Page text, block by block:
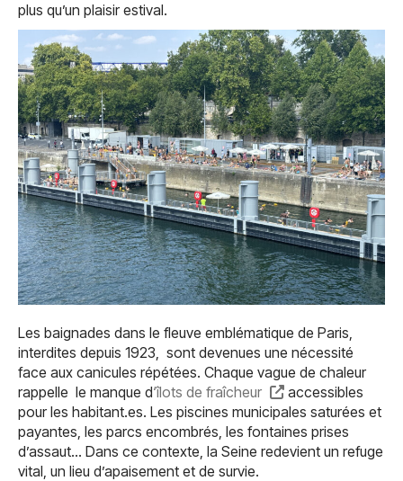
plus qu’un plaisir estival.
Les baignades dans le fleuve emblématique de Paris,
interdites depuis 1923, sont devenues une nécessité
face aux canicules répétées. Chaque vague de chaleur
rappelle le manque d‘îlots de fraîcheur
accessibles
pour les habitant.es. Les piscines municipales saturées et
payantes, les parcs encombrés, les fontaines prises
d’assaut… Dans ce contexte, la Seine redevient un refuge
vital, un lieu d’apaisement et de survie.